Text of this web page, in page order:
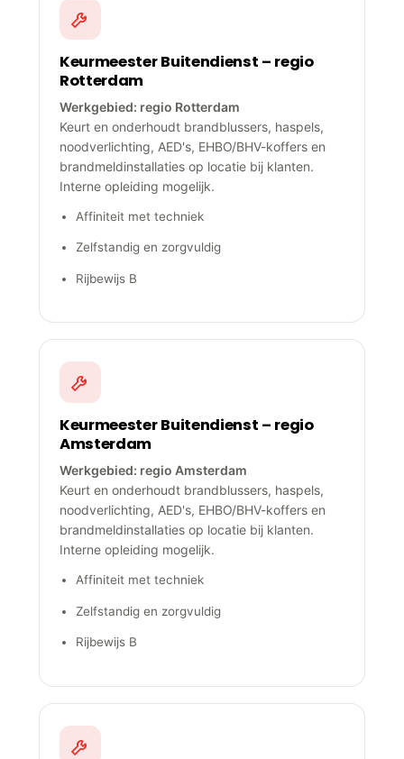
Keurmeester Buitendienst – regio
Rotterdam
Werkgebied: regio Rotterdam
Keurt en onderhoudt brandblussers, haspels,
noodverlichting, AED's, EHBO/BHV-koffers en
brandmeldinstallaties op locatie bij klanten.
Interne opleiding mogelijk.
Affiniteit met techniek
Zelfstandig en zorgvuldig
Rijbewijs B
Keurmeester Buitendienst – regio
Amsterdam
Werkgebied: regio Amsterdam
Keurt en onderhoudt brandblussers, haspels,
noodverlichting, AED's, EHBO/BHV-koffers en
brandmeldinstallaties op locatie bij klanten.
Interne opleiding mogelijk.
Affiniteit met techniek
Zelfstandig en zorgvuldig
Rijbewijs B